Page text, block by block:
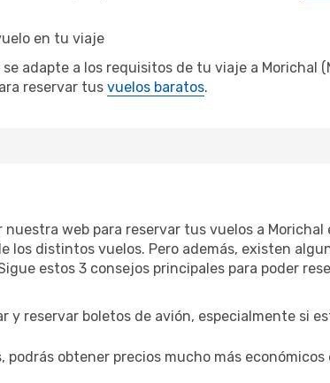
en tu viaje
adapte a los requisitos de tu viaje a Morichal
reservar tus vuelos baratos.
web para reservar tus vuelos a Morichal
los distintos vuelos. Pero además, existen
estos 3 consejos principales para poder
y reservar boletos de avión, especialmente si
obtener precios mucho más económicos